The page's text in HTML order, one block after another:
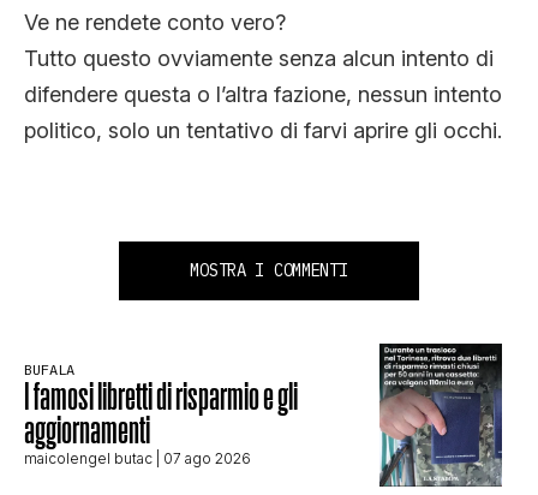
Ve ne rendete conto vero?
Tutto questo ovviamente senza alcun intento di
difendere questa o l’altra fazione, nessun intento
politico, solo un tentativo di farvi aprire gli occhi.
MOSTRA I COMMENTI
BUFALA
I famosi libretti di risparmio e gli
aggiornamenti
maicolengel butac | 07 ago 2026